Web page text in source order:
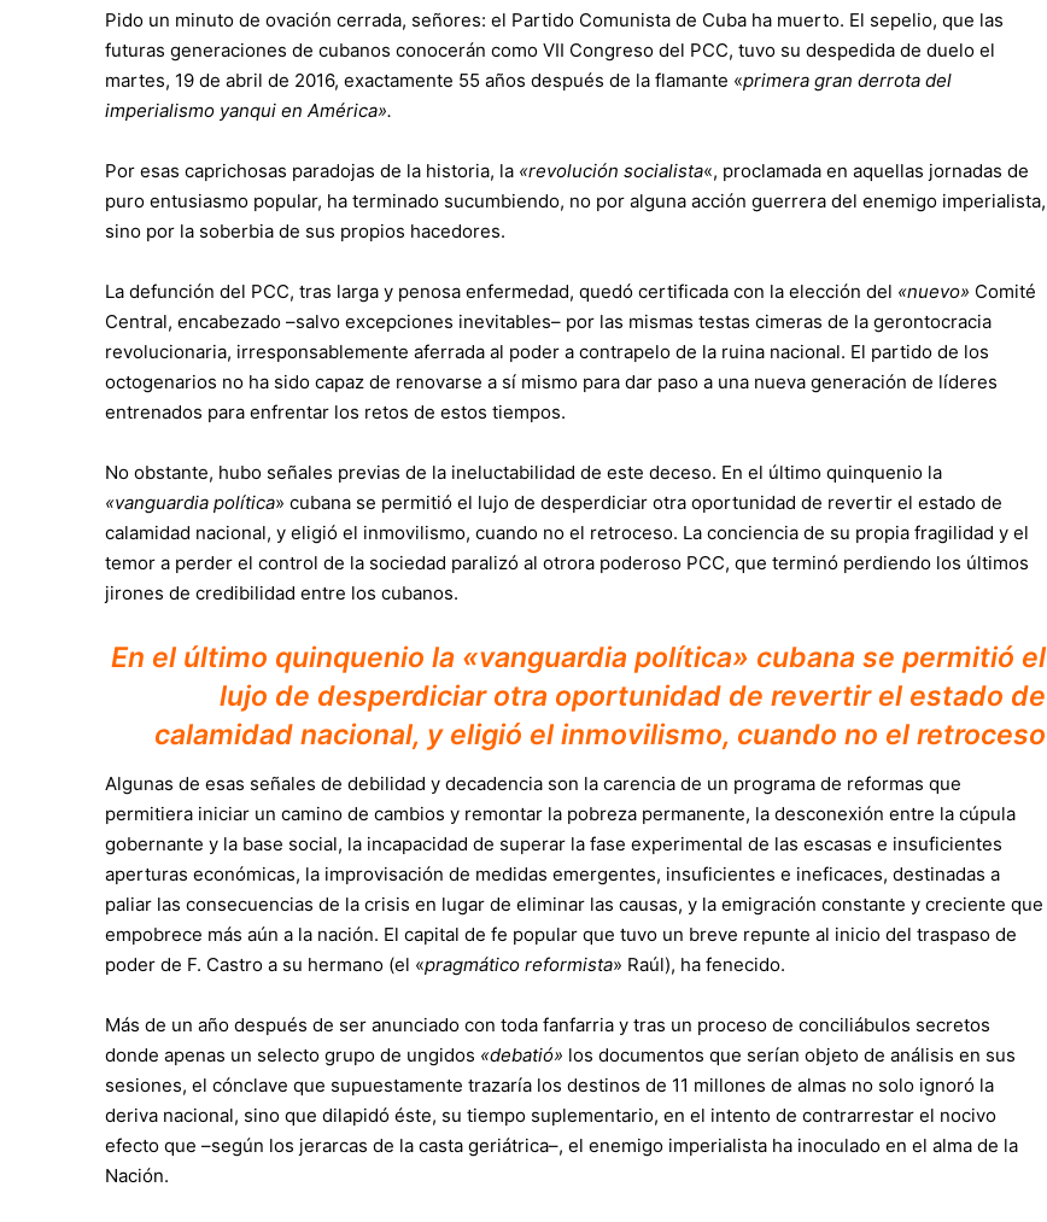
Pido un minuto de ovación cerrada, señores: el Partido Comunista de Cuba ha muerto. El sepelio, que las
futuras generaciones de cubanos conocerán como VII Congreso del PCC, tuvo su despedida de duelo el
martes, 19 de abril de 2016, exactamente 55 años después de la flamante «primera gran derrota del
imperialismo yanqui en América».
Por esas caprichosas paradojas de la historia, la «revolución socialista«, proclamada en aquellas jornadas de
puro entusiasmo popular, ha terminado sucumbiendo, no por alguna acción guerrera del enemigo imperialista,
sino por la soberbia de sus propios hacedores.
La defunción del PCC, tras larga y penosa enfermedad, quedó certificada con la elección del «nuevo» Comité
Central, encabezado –salvo excepciones inevitables– por las mismas testas cimeras de la gerontocracia
revolucionaria, irresponsablemente aferrada al poder a contrapelo de la ruina nacional. El partido de los
octogenarios no ha sido capaz de renovarse a sí mismo para dar paso a una nueva generación de líderes
entrenados para enfrentar los retos de estos tiempos.
No obstante, hubo señales previas de la ineluctabilidad de este deceso. En el último quinquenio la
«vanguardia política» cubana se permitió el lujo de desperdiciar otra oportunidad de revertir el estado de
calamidad nacional, y eligió el inmovilismo, cuando no el retroceso. La conciencia de su propia fragilidad y el
temor a perder el control de la sociedad paralizó al otrora poderoso PCC, que terminó perdiendo los últimos
jirones de credibilidad entre los cubanos.
En el último quinquenio la «vanguardia política» cubana se permitió el
lujo de desperdiciar otra oportunidad de revertir el estado de
calamidad nacional, y eligió el inmovilismo, cuando no el retroceso
Algunas de esas señales de debilidad y decadencia son la carencia de un programa de reformas que
permitiera iniciar un camino de cambios y remontar la pobreza permanente, la desconexión entre la cúpula
gobernante y la base social, la incapacidad de superar la fase experimental de las escasas e insuficientes
aperturas económicas, la improvisación de medidas emergentes, insuficientes e ineficaces, destinadas a
paliar las consecuencias de la crisis en lugar de eliminar las causas, y la emigración constante y creciente que
empobrece más aún a la nación. El capital de fe popular que tuvo un breve repunte al inicio del traspaso de
poder de F. Castro a su hermano (el «pragmático reformista» Raúl), ha fenecido.
Más de un año después de ser anunciado con toda fanfarria y tras un proceso de conciliábulos secretos
donde apenas un selecto grupo de ungidos «debatió» los documentos que serían objeto de análisis en sus
sesiones, el cónclave que supuestamente trazaría los destinos de 11 millones de almas no solo ignoró la
deriva nacional, sino que dilapidó éste, su tiempo suplementario, en el intento de contrarrestar el nocivo
efecto que –según los jerarcas de la casta geriátrica–, el enemigo imperialista ha inoculado en el alma de la
Nación.